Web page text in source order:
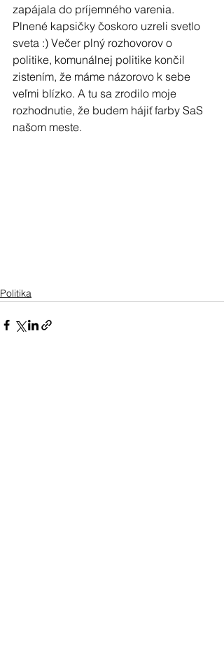
zapájala do príjemného varenia.
Plnené kapsičky čoskoro uzreli svetlo
sveta :) Večer plný rozhovorov o
politike, komunálnej politike končil
zistením, že máme názorovo k sebe
veľmi blízko. A tu sa zrodilo moje
rozhodnutie, že budem hájiť farby SaS
našom meste.
Politika